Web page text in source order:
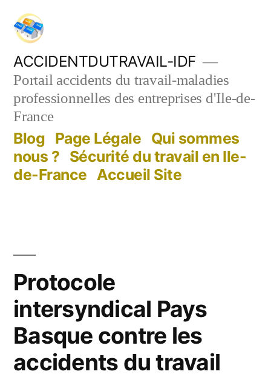
Aller
contenu
ACCIDENTDUTRAVAIL-IDF
Portail accidents du travail-maladies
professionnelles des entreprises d'Ile-de-
France
Blog Page Légale Qui sommes
nous ? Sécurité du travail en Ile-
de-France Accueil Site
Protocole
intersyndical Pays
Basque contre les
accidents du travail